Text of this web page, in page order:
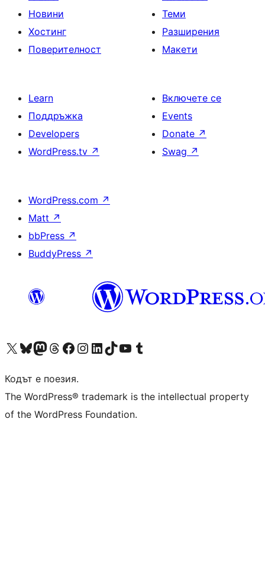
Новини
Хостинг
Поверителност
Теми
Разширения
Макети
Learn
Поддръжка
Developers
WordPress.tv ↗
Включете се
Events
Donate ↗
Swag ↗
WordPress.com ↗
Matt ↗
bbPress ↗
BuddyPress ↗
Visit our X (formerly Twitter) account
Visit our Bluesky account
Visit our Mastodon account
Visit our Threads account
Посетете нашата страница във Facebook
Посетете нашия профил в Instagram
Посетете нашия профил в LinkedIn
Visit our TikTok account
Visit our YouTube channel
Visit our Tumblr account
Кодът е поезия.
The WordPress® trademark is the intellectual property
of the WordPress Foundation.